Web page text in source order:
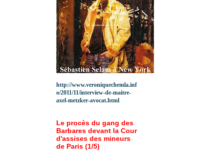
http://www.veroniquechemla.inf
o/2011/11/interview-de-maitre-
axel-metzker-avocat.html
Le procès du gang des
Barbares devant la Cour
d'assises des mineurs
de Paris (1/5)